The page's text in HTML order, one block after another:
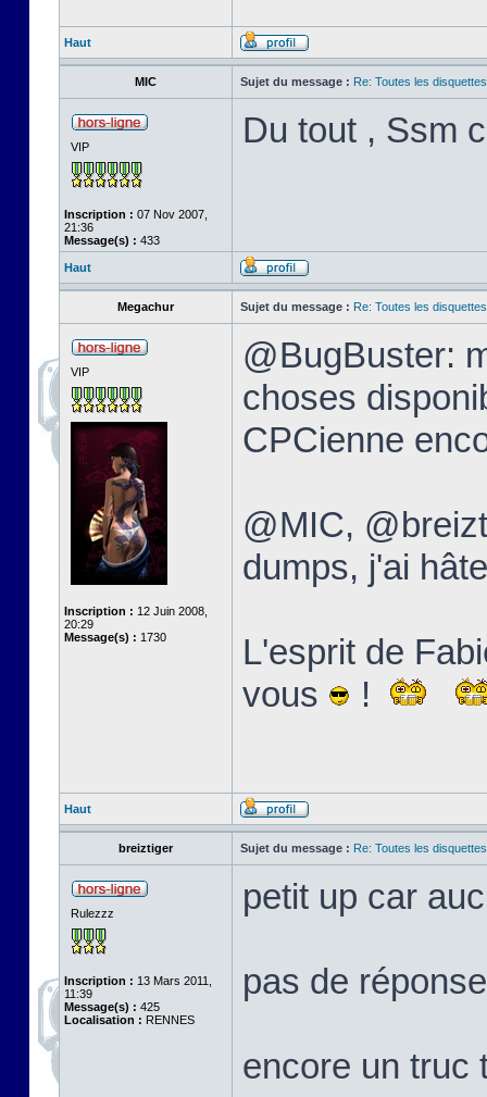
Haut
MIC Sujet du message : Re: Toutes les
VIP
Inscription : 07 Nov 2007,
21:36
Message(s) : 433
Du tout , Ssm
Haut
Megachur Sujet du message : Re: Toutes les
VIP
Inscription : 12 Juin 2008,
20:29
Message(s) : 1730
@BugBuster:
choses
CPCienne
@MIC,
dumps, j'ai
L'esprit de
vous
!
Haut
breiztiger Sujet du message : Re: Toutes les
Rulezzz
Inscription : 13 Mars 2011,
11:39
Message(s) : 425
Localisation : RENNES
petit up car
pas de
encore un truc